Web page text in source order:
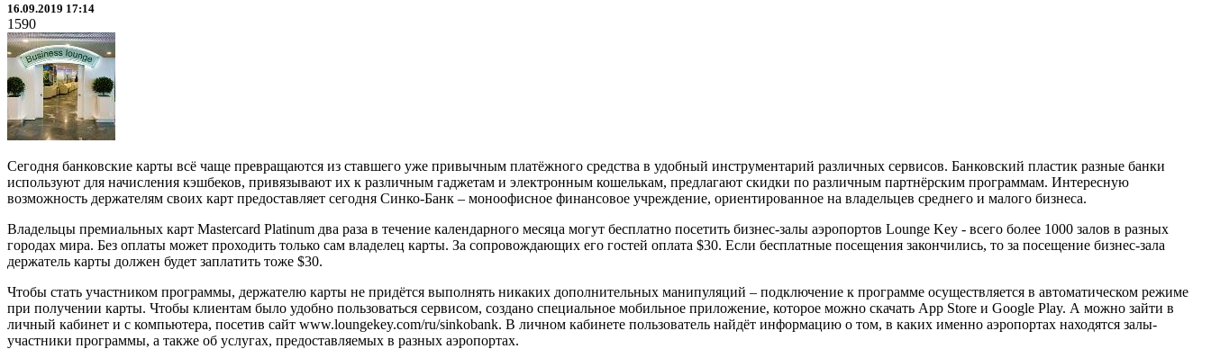
16.09.2019 17:14
1590
Сегодня банковские карты всё чаще превращаются из ставшего уже привычным платёжного средства в удобный инструментарий различных сервисов. Банковский пластик разные банки
используют для начисления кэшбеков, привязывают их к различным гаджетам и электронным кошелькам, предлагают скидки по различным партнёрским программам. Интересную
возможность держателям своих карт предоставляет сегодня Синко-Банк – моноофисное финансовое учреждение, ориентированное на владельцев среднего и малого бизнеса.
Владельцы премиальных карт Mastercard Platinum два раза в течение календарного месяца могут бесплатно посетить бизнес-залы аэропортов Lounge Key - всего более 1000 залов в разных
городах мира. Без оплаты может проходить только сам владелец карты. За сопровождающих его гостей оплата $30. Если бесплатные посещения закончились, то за посещение бизнес-зала
держатель карты должен будет заплатить тоже $30.
Чтобы стать участником программы, держателю карты не придётся выполнять никаких дополнительных манипуляций – подключение к программе осуществляется в автоматическом режиме
при получении карты. Чтобы клиентам было удобно пользоваться сервисом, создано специальное мобильное приложение, которое можно скачать App Store и Google Play. А можно зайти в
личный кабинет и с компьютера, посетив сайт www.loungekey.com/ru/sinkobank. В личном кабинете пользователь найдёт информацию о том, в каких именно аэропортах находятся залы-
участники программы, а также об услугах, предоставляемых в разных аэропортах.